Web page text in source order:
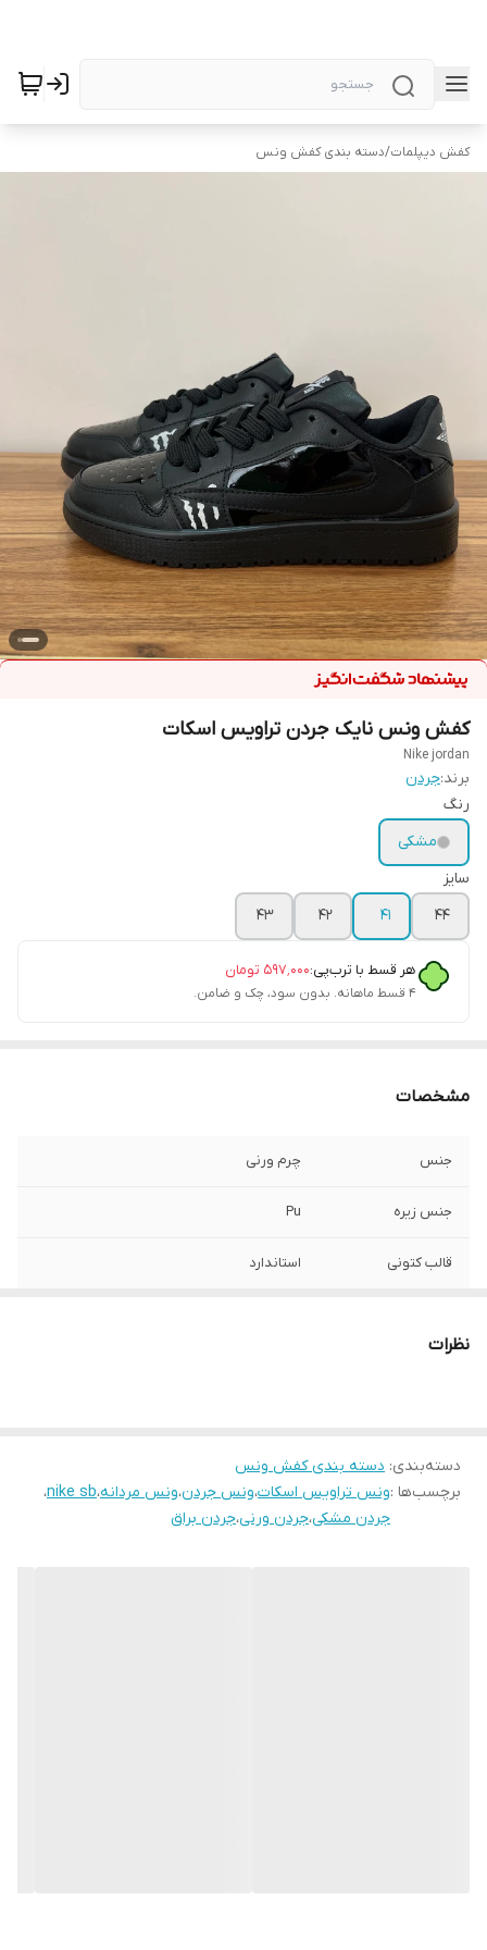
کفش دیپلمات/دسته بندی کفش ونس
کفش ونس نایک جردن تراویس اسکات
Nike jordan
برند:جردن
رنگ
مشکی
سایز
۴۴
۴۱ ۴۲ ۴۳
هر قسط با ترب‌پی:۵۹۷٬۰۰۰ تومان
۴ قسط ماهانه. بدون سود، چک و ضامن.
مشخصات
جنس چرم ورنی
جنس زیره Pu
قالب کتونی استاندارد
نحوه بسته شدن
کفش
بندی
نظرات
دسته‌بندی: دسته بندی کفش ونس
برچسب‌ها :ونس تراویس اسکات،ونس جردن،ونس مردانه،nike sb،
جردن مشکی،جردن ورنی،جردن براق